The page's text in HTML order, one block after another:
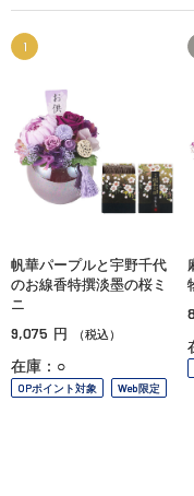
1
帆華パープルと宇野千代
のお線香特撰淡墨の桜ミ
ニ
9,075 円 （税込）
在庫：○
OPポイント対象 Web限定